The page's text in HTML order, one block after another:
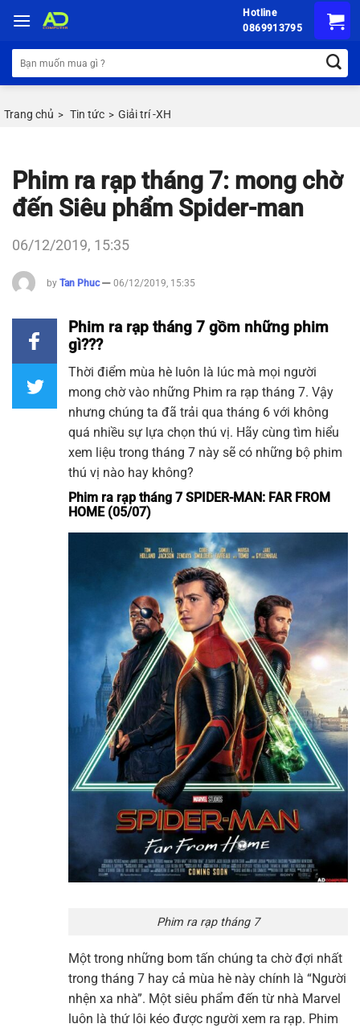
đến
nội
dung
Hotline
0869913795
Tìm
kiếm:
Trang chủ > Tin tức > Giải trí -XH
Phim ra rạp tháng 7: mong chờ
đến Siêu phẩm Spider-man
06/12/2019, 15:35
by Tan Phuc 06/12/2019, 15:35
Phim ra rạp tháng 7 gồm những phim
gì???
Thời điểm mùa hè luôn là lúc mà mọi người
mong chờ vào những Phim ra rạp tháng 7. Vậy
nhưng chúng ta đã trải qua tháng 6 với không
quá nhiều sự lựa chọn thú vị. Hãy cùng tìm hiểu
xem liệu trong tháng 7 này sẽ có những bộ phim
thú vị nào hay không?
Phim ra rạp tháng 7 SPIDER-MAN: FAR FROM
HOME (05/07)
Phim ra rạp tháng 7
Một trong những bom tấn chúng ta chờ đợi nhất
trong tháng 7 hay cả mùa hè này chính là “Người
nhện xa nhà”. Một siêu phẩm đến từ nhà Marvel
luôn là thứ lôi kéo được người xem ra rạp. Phim